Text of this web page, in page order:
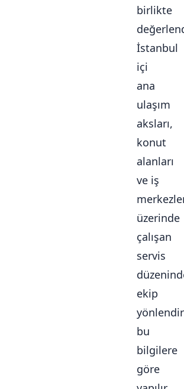
birlikte
İstanbul
içi
ana
ulaşım
aksları,
konut
alanları
ve iş
üzerinde
çalışan
servis
ekip
bu
bilgilere
göre